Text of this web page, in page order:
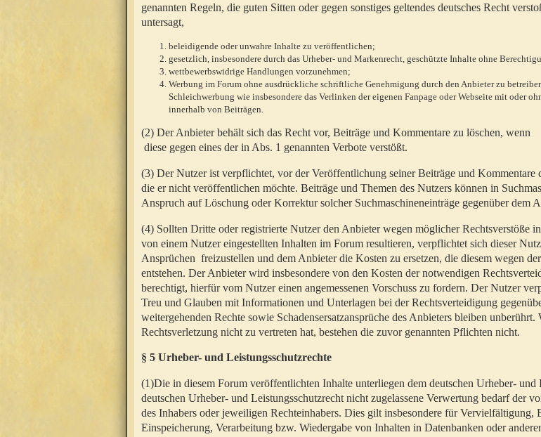
genannten Regeln, die guten Sitten oder gegen sonstiges geltendes deutsches Recht
untersagt,
beleidigende oder unwahre Inhalte zu veröffentlichen;
gesetzlich, insbesondere durch das Urheber- und Markenrecht, geschützte Inhalte ohne
wettbewerbswidrige Handlungen vorzunehmen;
Werbung im Forum ohne ausdrückliche schriftliche Genehmigung durch den Anbieter zu
Schleichwerbung wie insbesondere das Verlinken der eigenen Fanpage oder Webseite mit oder
innerhalb von Beiträgen.
(2) Der Anbieter behält sich das Recht vor, Beiträge und Kommentare zu löschen, wenn
diese gegen eines der in Abs. 1 genannten Verbote verstößt.
(3) Der Nutzer ist verpflichtet, vor der Veröffentlichung seiner Beiträge und Kommentare
die er nicht veröffentlichen möchte. Beiträge und Themen des Nutzers können in
Anspruch auf Löschung oder Korrektur solcher Suchmaschineneinträge gegenüber dem
(4) Sollten Dritte oder registrierte Nutzer den Anbieter wegen möglicher Rechtsverstöße
von einem Nutzer eingestellten Inhalten im Forum resultieren, verpflichtet sich dieser
Ansprüchen freizustellen und dem Anbieter die Kosten zu ersetzen, die diesem wegen
entstehen. Der Anbieter wird insbesondere von den Kosten der notwendigen
berechtigt, hierfür vom Nutzer einen angemessenen Vorschuss zu fordern. Der Nutzer
Treu und Glauben mit Informationen und Unterlagen bei der Rechtsverteidigung
weitergehenden Rechte sowie Schadensersatzansprüche des Anbieters bleiben
Rechtsverletzung nicht zu vertreten hat, bestehen die zuvor genannten Pflichten nicht.
§ 5 Urheber- und Leistungsschutzrechte
(1)Die in diesem Forum veröffentlichten Inhalte unterliegen dem deutschen Urheber- und
deutschen Urheber- und Leistungsschutzrecht nicht zugelassene Verwertung bedarf der
des Inhabers oder jeweiligen Rechteinhabers. Dies gilt insbesondere für Vervielfältigung,
Einspeicherung, Verarbeitung bzw. Wiedergabe von Inhalten in Datenbanken oder